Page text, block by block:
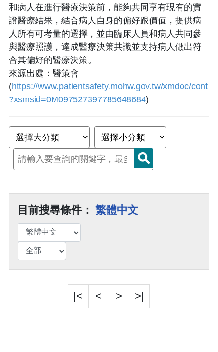
和病人在進行醫療決策前，能夠共同享有現有的實
證醫療結果，結合病人自身的偏好跟價值，提供病
人所有可考量的選擇，並由臨床人員和病人共同參
與醫療照護，達成醫療決策共識並支持病人做出符
合其偏好的醫療決策。
來源出處：醫策會
(https://www.patientsafety.mohw.gov.tw/xmdoc/cont
?xsmsid=0M097527397785648684)
目前搜尋條件： 繁體中文
|< < > >|